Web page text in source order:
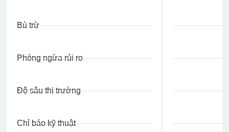
Bù trừ
Phòng ngừa rủi ro
Độ sâu thị trường
Chỉ báo kỹ thuật